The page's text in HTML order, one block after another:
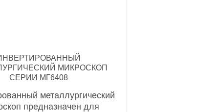
МИКРОСКОП
СЕРИИ МГ6408
металлургический
предназначен для